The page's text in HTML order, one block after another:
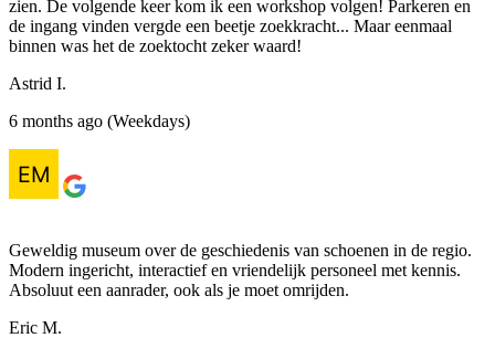
zien. De volgende keer kom ik een workshop volgen! Parkeren en
de ingang vinden vergde een beetje zoekkracht... Maar eenmaal
binnen was het de zoektocht zeker waard!
Astrid I.
6 months ago (Weekdays)
Geweldig museum over de geschiedenis van schoenen in de regio.
Modern ingericht, interactief en vriendelijk personeel met kennis.
Absoluut een aanrader, ook als je moet omrijden.
Eric M.